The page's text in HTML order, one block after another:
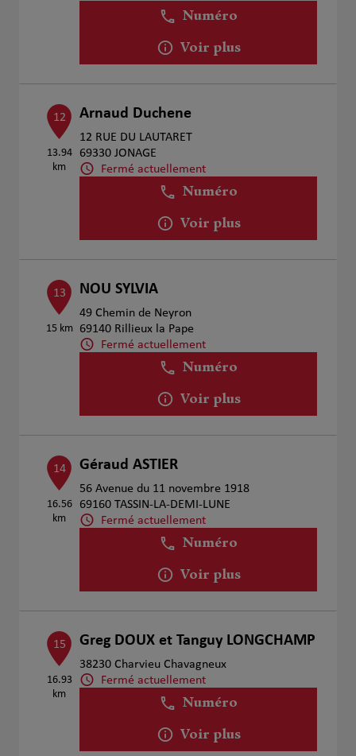
Numéro
Voir plus
12
13.94
km
Arnaud Duchene
12 RUE DU LAUTARET
69330 JONAGE
Fermé actuellement
Numéro
Voir plus
13
15 km
NOU SYLVIA
49 Chemin de Neyron
69140 Rillieux la Pape
Fermé actuellement
Numéro
Voir plus
14
16.56
km
Géraud ASTIER
56 Avenue du 11 novembre 1918
69160 TASSIN-LA-DEMI-LUNE
Fermé actuellement
Numéro
Voir plus
15
16.93
km
Greg DOUX et Tanguy LONGCHAMP
38230 Charvieu Chavagneux
Fermé actuellement
Numéro
Voir plus